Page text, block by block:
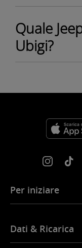
Quale
Ubigi?
Per iniziare
Installazione Wi-Fi
Dati & Ricarica